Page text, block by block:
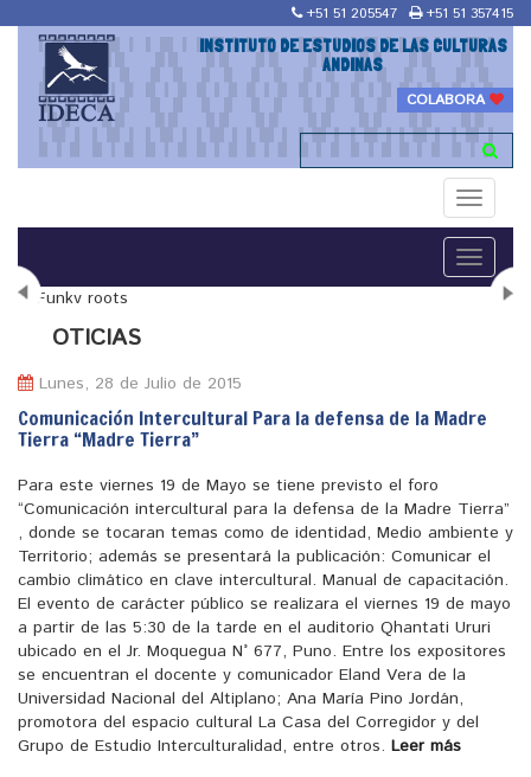
+51 51 205547 +51 51 357415
INSTITUTO DE ESTUDIOS DE LAS CULTURAS
ANDINAS
COLABORA
Toggle
Toggle
"Maestría en Religiones y culturas Andinas"
OTICIAS
Lunes, 28 de Julio de 2015
Comunicación Intercultural Para la defensa de la Madre
Tierra “Madre Tierra”
Para este viernes 19 de Mayo se tiene previsto el foro
“Comunicación intercultural para la defensa de la Madre Tierra”
, donde se tocaran temas como de identidad, Medio ambiente y
Territorio; además se presentará la publicación: Comunicar el
cambio climático en clave intercultural. Manual de capacitación.
El evento de carácter público se realizara el viernes 19 de mayo
a partir de las 5:30 de la tarde en el auditorio Qhantati Ururi
ubicado en el Jr. Moquegua N° 677, Puno. Entre los expositores
se encuentran el docente y comunicador Eland Vera de la
Universidad Nacional del Altiplano; Ana María Pino Jordán,
promotora del espacio cultural La Casa del Corregidor y del
Grupo de Estudio Interculturalidad, entre otros. Leer más